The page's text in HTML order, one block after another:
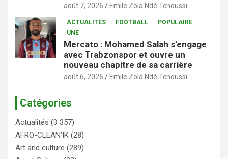
août 7, 2026 Emile Zola Ndé Tchoussi
ACTUALITÉS FOOTBALL
POPULAIRE
UNE
Mercato : Mohamed Salah s’engage
avec Trabzonspor et ouvre un
nouveau chapitre de sa carrière
août 6, 2026 Emile Zola Ndé Tchoussi
Catégories
Actualités (3 357)
AFRO-CLEAN’IK (28)
Art and culture (289)